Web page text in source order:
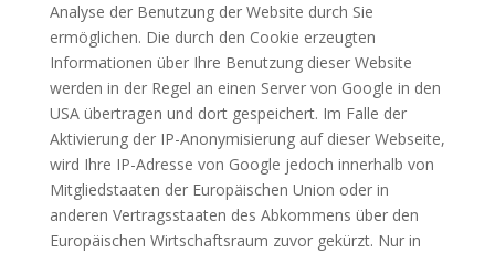
Analyse der Benutzung der Website durch Sie
ermöglichen. Die durch den Cookie erzeugten
Informationen über Ihre Benutzung dieser Website
werden in der Regel an einen Server von Google in den
USA übertragen und dort gespeichert. Im Falle der
Aktivierung der IP-Anonymisierung auf dieser Webseite,
wird Ihre IP-Adresse von Google jedoch innerhalb von
Mitgliedstaaten der Europäischen Union oder in
anderen Vertragsstaaten des Abkommens über den
Europäischen Wirtschaftsraum zuvor gekürzt. Nur in